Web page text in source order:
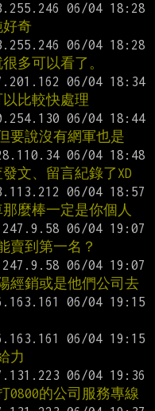
奇
多可以看了。
比較快處理
要說沒有網軍也是
文、留言紀錄了XD
麼棒一定是你個人
賣到第一名？
經銷或是他們公司去
力
0800的公司服務專線